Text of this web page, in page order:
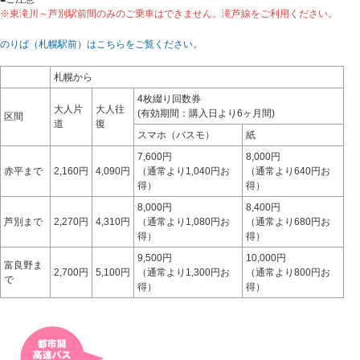
※東滝川～芦別駅前間のみのご乗車はできません。滝芦線をご利用ください。
のりば（札幌駅前）はこちらをご覧ください。
札幌から
区間
大人片
道
大人往
復
4枚綴り回数券
(有効期間：購入日より6ヶ月間)
スマホ（バスモ）
紙
赤平まで 2,160円 4,090円
7,600円
（通常より1,040円お
得）
8,000円
（通常より640円お
得）
芦別まで 2,270円 4,310円
8,000円
（通常より1,080円お
得）
8,400円
（通常より680円お
得）
富良野ま
で
2,700円 5,100円
9,500円
（通常より1,300円お
得）
10,000円
（通常より800円お
得）